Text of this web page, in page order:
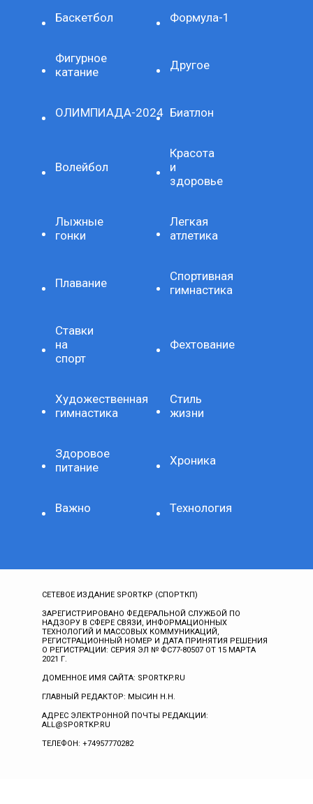
Баскетбол Формула-1
Фигурное
катание
Другое
ОЛИМПИАДА-2024 Биатлон
Волейбол
Красота
и
здоровье
Лыжные
гонки
Легкая
атлетика
Плавание
Спортивная
гимнастика
Ставки
на
спорт
Фехтование
Художественная
гимнастика
Стиль
жизни
Здоровое
питание
Хроника
Важно Технология
СЕТЕВОЕ ИЗДАНИЕ SPORTKP (СПОРТКП)
ЗАРЕГИСТРИРОВАНО ФЕДЕРАЛЬНОЙ СЛУЖБОЙ ПО
НАДЗОРУ В СФЕРЕ СВЯЗИ, ИНФОРМАЦИОННЫХ
ТЕХНОЛОГИЙ И МАССОВЫХ КОММУНИКАЦИЙ,
РЕГИСТРАЦИОННЫЙ НОМЕР И ДАТА ПРИНЯТИЯ РЕШЕНИЯ
О РЕГИСТРАЦИИ: СЕРИЯ ЭЛ № ФС77-80507 ОТ 15 МАРТА
2021 Г.
ДОМЕННОЕ ИМЯ САЙТА: SPORTKP.RU
ГЛАВНЫЙ РЕДАКТОР: МЫСИН Н.Н.
АДРЕС ЭЛЕКТРОННОЙ ПОЧТЫ РЕДАКЦИИ:
ALL@SPORTKP.RU
ТЕЛЕФОН: +74957770282